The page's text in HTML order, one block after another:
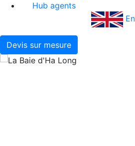
Hub agents
Devis sur mesure